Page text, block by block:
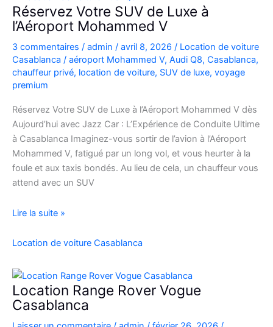
500
:
pratiques
et
bons
Réservez Votre SUV de Luxe à
l’Aéroport Mohammed V
3 commentaires / admin / avril 8, 2026 / Location de voiture
Casablanca / aéroport Mohammed V, Audi Q8, Casablanca,
chauffeur privé, location de voiture, SUV de luxe, voyage
premium
Réservez Votre SUV de Luxe à l’Aéroport Mohammed V dès
Aujourd’hui avec Jazz Car : L’Expérience de Conduite Ultime
à Casablanca Imaginez-vous sortir de l’avion à l’Aéroport
Mohammed V, fatigué par un long vol, et vous heurter à la
foule et aux taxis bondés. Au lieu de cela, un chauffeur vous
attend avec un SUV
Réservez
SUV
Luxe
à
l’Aéroport
Lire la suite »
Location de voiture Casablanca
Location Range Rover Vogue
Casablanca